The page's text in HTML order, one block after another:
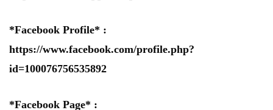
*Facebook Profile* :
https://www.facebook.com/profile.php?
id=100076756535892
*Facebook Page* :